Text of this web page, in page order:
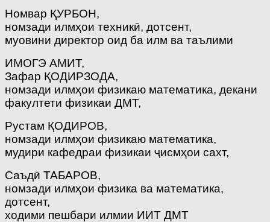
Номвар ҚУРБОН,
номзади илмҳои техникӣ, дотсент,
муовини директор оид ба илм ва таълими
ИМОГЭ АМИТ,
Зафар ҚОДИРЗОДА,
номзади илмҳои физикаю математика, декани
факултети физикаи ДМТ,
Рустам ҚОДИРОВ,
номзади илмҳои физикаю математика,
мудири кафедраи физикаи ҷисмҳои сахт,
Саъдӣ ТАБАРОВ,
номзади илмҳои физика ва математика,
дотсент,
ходими пешбари илмии ИИТ ДМТ